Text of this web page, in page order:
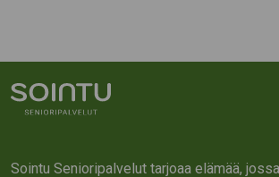
Sointu Senioripalvelut tarjoaa elämää,